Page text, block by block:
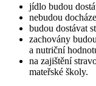
jídlo budou
nebudou
budou dostávat
zachovány
a nutriční
na zajištění
mateřské školy.